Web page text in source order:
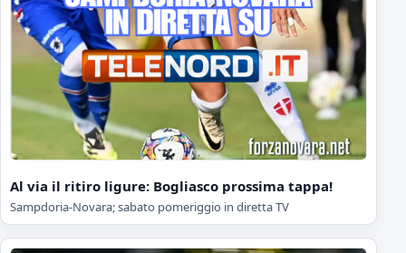
Al via il ritiro ligure: Bogliasco prossima tappa!
Sampdoria-Novara; sabato pomeriggio in diretta TV